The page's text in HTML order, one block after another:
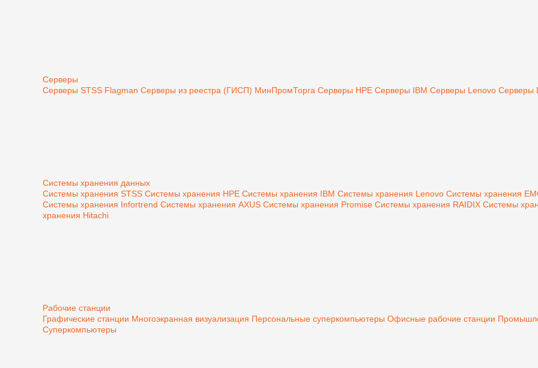
Серверы
Серверы STSS Flagman Серверы из реестра (ГИСП) МинПромТорга Серверы HPE Серверы IBM Серверы Lenovo Серверы
Системы хранения данных
Системы хранения STSS Системы хранения HPE Системы хранения IBM Системы хранения Lenovo Системы хранения
Системы хранения Infortrend Системы хранения AXUS Системы хранения Promise Системы хранения RAIDIX Системы
хранения Hitachi
Рабочие станции
Графические станции Многоэкранная визуализация Персональные суперкомпьютеры Офисные рабочие станции
Суперкомпьютеры